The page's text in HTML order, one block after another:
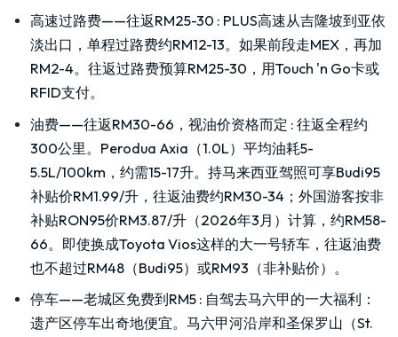
高速过路费——往返RM25-30 : PLUS高速从吉隆坡到亚依
淡出口，单程过路费约RM12-13。如果前段走MEX，再加
RM2-4。往返过路费预算RM25-30，用Touch 'n Go卡或
RFID支付。
油费——往返RM30-66，视油价资格而定 : 往返全程约
300公里。Perodua Axia（1.0L）平均油耗5-
5.5L/100km，约需15-17升。持马来西亚驾照可享Budi95
补贴价RM1.99/升，往返油费约RM30-34；外国游客按非
补贴RON95价RM3.87/升（2026年3月）计算，约RM58-
66。即使换成Toyota Vios这样的大一号轿车，往返油费
也不超过RM48（Budi95）或RM93（非补贴价）。
停车——老城区免费到RM5 : 自驾去马六甲的一大福利：
遗产区停车出奇地便宜。马六甲河沿岸和圣保罗山（St.